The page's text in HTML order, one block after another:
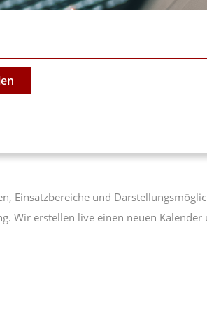
Einsatzbereiche und
Wir erstellen live einen neuen Kalender